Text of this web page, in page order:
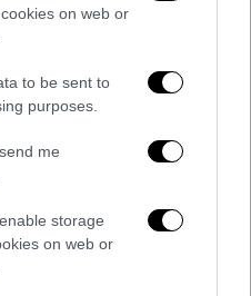
on web or
to be sent to
purposes.
me
storage
on web or